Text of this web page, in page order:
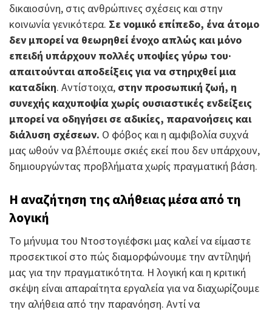
δικαιοσύνη, στις ανθρώπινες σχέσεις και στην
κοινωνία γενικότερα. Σε νομικό επίπεδο, ένα άτομο
δεν μπορεί να θεωρηθεί ένοχο απλώς και μόνο
επειδή υπάρχουν πολλές υποψίες γύρω του·
απαιτούνται αποδείξεις για να στηριχθεί μια
καταδίκη. Αντίστοιχα, στην προσωπική ζωή, η
συνεχής καχυποψία χωρίς ουσιαστικές ενδείξεις
μπορεί να οδηγήσει σε αδικίες, παρανοήσεις και
διάλυση σχέσεων. Ο φόβος και η αμφιβολία συχνά
μας ωθούν να βλέπουμε σκιές εκεί που δεν υπάρχουν,
δημιουργώντας προβλήματα χωρίς πραγματική βάση.
Η αναζήτηση της αλήθειας μέσα από τη
λογική
Το μήνυμα του Ντοστογιέφσκι μας καλεί να είμαστε
προσεκτικοί στο πώς διαμορφώνουμε την αντίληψή
μας για την πραγματικότητα. Η λογική και η κριτική
σκέψη είναι απαραίτητα εργαλεία για να διαχωρίζουμε
την αλήθεια από την παρανόηση. Αντί να